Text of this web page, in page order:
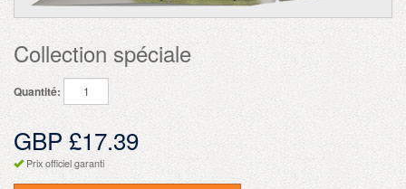
Collection spéciale
Quantité:
GBP £17.39
Prix officiel garanti